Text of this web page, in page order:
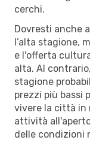
cerchi.
Dovresti anche
l’alta stagione,
e l'offerta
alta. Al
stagione
prezzi più bassi
vivere la città in
attività
delle condizioni